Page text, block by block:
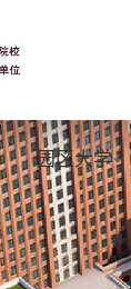
园区大学